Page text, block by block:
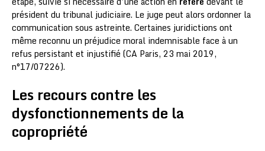
président du tribunal judiciaire. Le juge peut alors ordonner la
communication sous astreinte. Certaines juridictions ont
même reconnu un préjudice moral indemnisable face à un
refus persistant et injustifié (CA Paris, 23 mai 2019,
n°17/07226).
Les recours contre les
dysfonctionnements de la
copropriété